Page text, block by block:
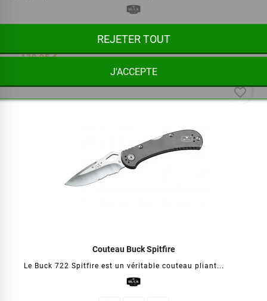
  
139,95 €
Couteau Buck Spitfire
Le Buck 722 Spitfire est un véritable couteau pliant...
favorite_border
REJETER TOUT
J'ACCEPTE